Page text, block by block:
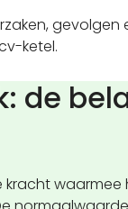
gevolgen
ketel.
de
kracht